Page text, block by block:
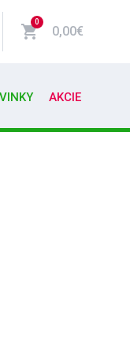
shopping_cart
0
0,00€
AKCIE